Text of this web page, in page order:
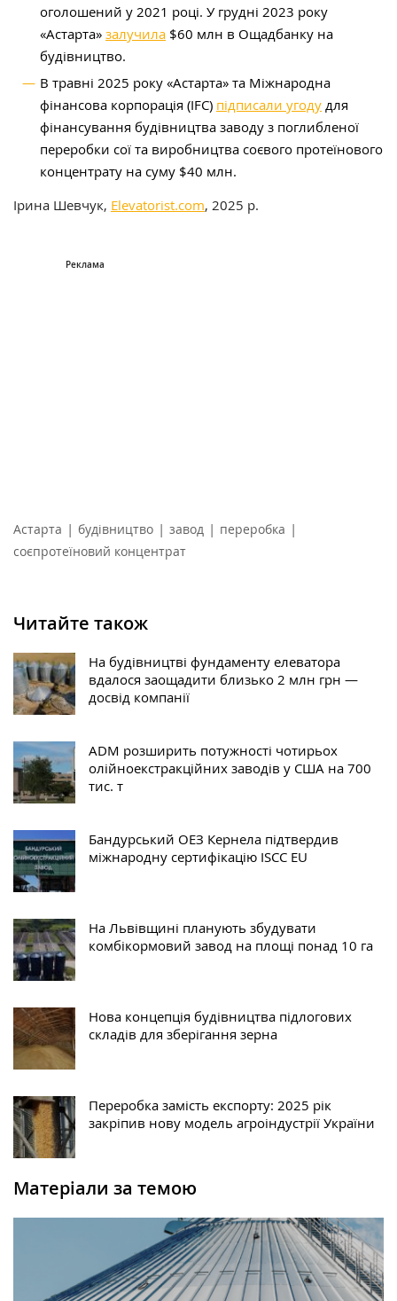
оголошений у 2021 році. У грудні 2023 року
«Астарта» залучила $60 млн в Ощадбанку на
будівництво.
В травні 2025 року «Астарта» та Міжнародна
фінансова корпорація (IFC) підписали угоду для
фінансування будівництва заводу з поглибленої
переробки сої та виробництва соєвого протеїнового
концентрату на суму $40 млн.
Ірина Шевчук, Elevatorist.com, 2025 р.
Астарта | будівництво | завод | переробка |
соєпротеїновий концентрат
Читайте також
На будівництві фундаменту елеватора
вдалося заощадити близько 2 млн грн —
досвід компанії
ADM розширить потужності чотирьох
олійноекстракційних заводів у США на 700
тис. т
Бандурський ОЕЗ Кернела підтвердив
міжнародну сертифікацію ISCC EU
На Львівщині планують збудувати
комбікормовий завод на площі понад 10 га
Нова концепція будівництва підлогових
складів для зберігання зерна
Переробка замість експорту: 2025 рік
закріпив нову модель агроіндустрії України
Матеріали за темою